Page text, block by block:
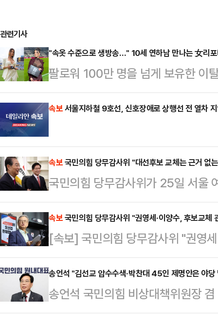
관련기사
"속옷 수준으로 생방송…" 10세 연하남 만나는 女리
팔로워 100만 명을 넘게 보유한 이
나의 과한 노출 의상이 화제의 중
에 따르면 엘레오노라 인카르도나
착용했다.공개된 사진에 따르면 인
트와 브라톱 차림(사진 왼쪽)으로
셜미디어(SNS)에 공유돼 화제를
태의 상의 차림은 과하…
속보서울지하철 9호선, 신호장애로 상행선 전 열차
속보국민의힘 당무감사위 "대선후보 교체는 근거 없
국민의힘 당무감사위가 25일 서울
무감사 브리핑을 열고 후보 교체
근거는 없다"며 "불법한 행위였다"
속보국민의힘 당무감사위 "권영세·이양수, 후보교
[속보] 국민의힘 당무감사위 "권영
징계 윤리위에 청구"
송언석 "김선교 압수수색·박찬대 45인 제명안은 야
송언석 국민의힘 비상대책위원장
인 민중기 특별검사팀이 김선교 의